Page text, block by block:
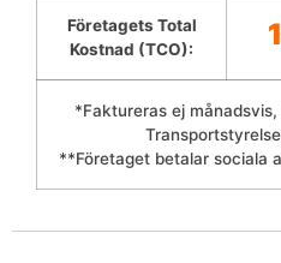
Företagets Total
Kostnad (TCO):
*Faktureras ej
**Företaget betalar sociala